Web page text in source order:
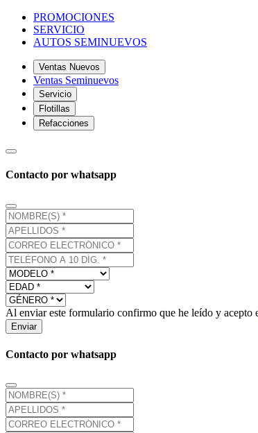
PROMOCIONES
SERVICIO
AUTOS SEMINUEVOS
Ventas Nuevos
Ventas Seminuevos
Servicio
Flotillas
Refacciones
Contacto por whatsapp
Al enviar este formulario confirmo que he leído y acepto
Enviar
Contacto por whatsapp